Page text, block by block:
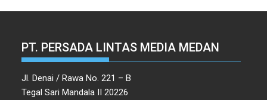
PT. PERSADA LINTAS MEDIA MEDAN
Jl. Denai / Rawa No. 221 – B
Tegal Sari Mandala II 20226